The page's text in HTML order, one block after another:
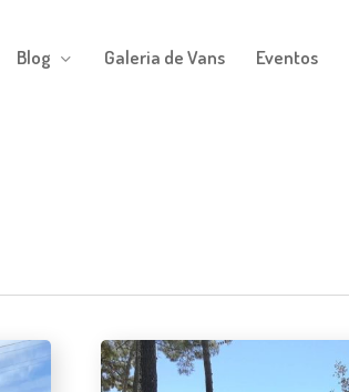
Blog Galeria de Vans Eventos
#42
Maria